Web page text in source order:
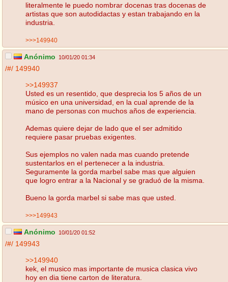
literalmente le puedo nombrar docenas tras docenas de
artistas que son autodidactas y estan trabajando en la
industria.
>>>149940
Anónimo 10/01/20 01:34
/#/ 149940
>>149937
Usted es un resentido, que desprecia los 5 años de un
músico en una universidad, en la cual aprende de la
mano de personas con muchos años de experiencia.
Ademas quiere dejar de lado que el ser admitido
requiere pasar pruebas exigentes.
Sus ejemplos no valen nada mas cuando pretende
sustentarlos en el pertenecer a la industria.
Seguramente la gorda marbel sabe mas que alguien
que logro entrar a la Nacional y se graduó de la misma.
Bueno la gorda marbel si sabe mas que usted.
>>>149943
Anónimo 10/01/20 01:52
/#/ 149943
>>149940
kek, el musico mas importante de musica clasica vivo
hoy en dia tiene carton de literatura.